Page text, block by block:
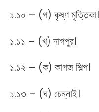
১.১০ – (গ) কৃষ্ণ মৃত্তিকা।
১.১১ – (খ) নাগপুর।
১.১২ – (ক) কাগজ শিল্প।
১.১৩ – (ঘ) চেন্নাই।